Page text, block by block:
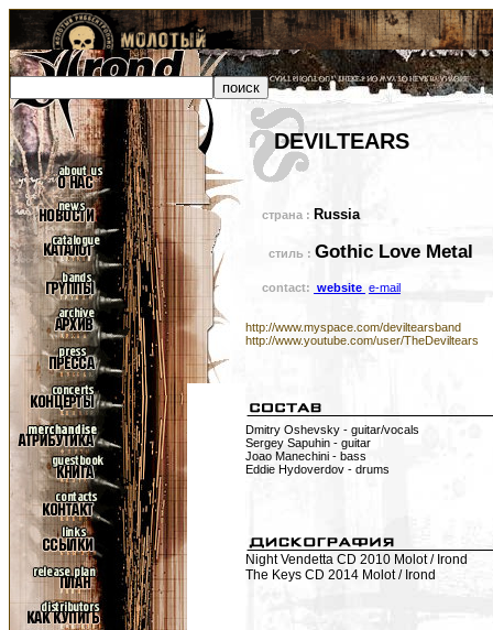
DEVILTEARS
страна : Russia
стиль : Gothic Love Metal
contact: website e-mail
http://www.myspace.com/deviltearsband
http://www.youtube.com/user/TheDeviltears
Dmitry Oshevsky - guitar/vocals
Sergey Sapuhin - guitar
Joao Manechini - bass
Eddie Hydoverdov - drums
Night Vendetta CD 2010 Molot / Irond
The Keys CD 2014 Molot / Irond